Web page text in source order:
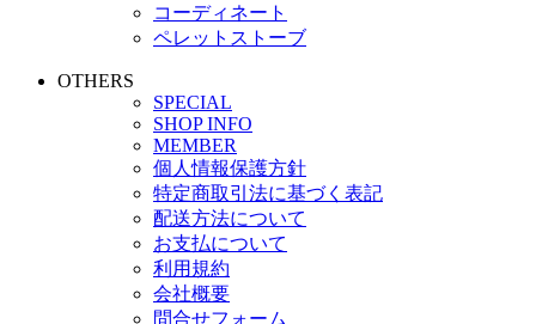
コーディネート
ペレットストーブ
OTHERS
SPECIAL
SHOP INFO
MEMBER
個人情報保護方針
特定商取引法に基づく表記
配送方法について
お支払について
利用規約
会社概要
問合せフォーム